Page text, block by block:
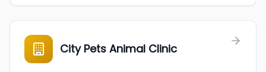
City Pets Animal Clinic